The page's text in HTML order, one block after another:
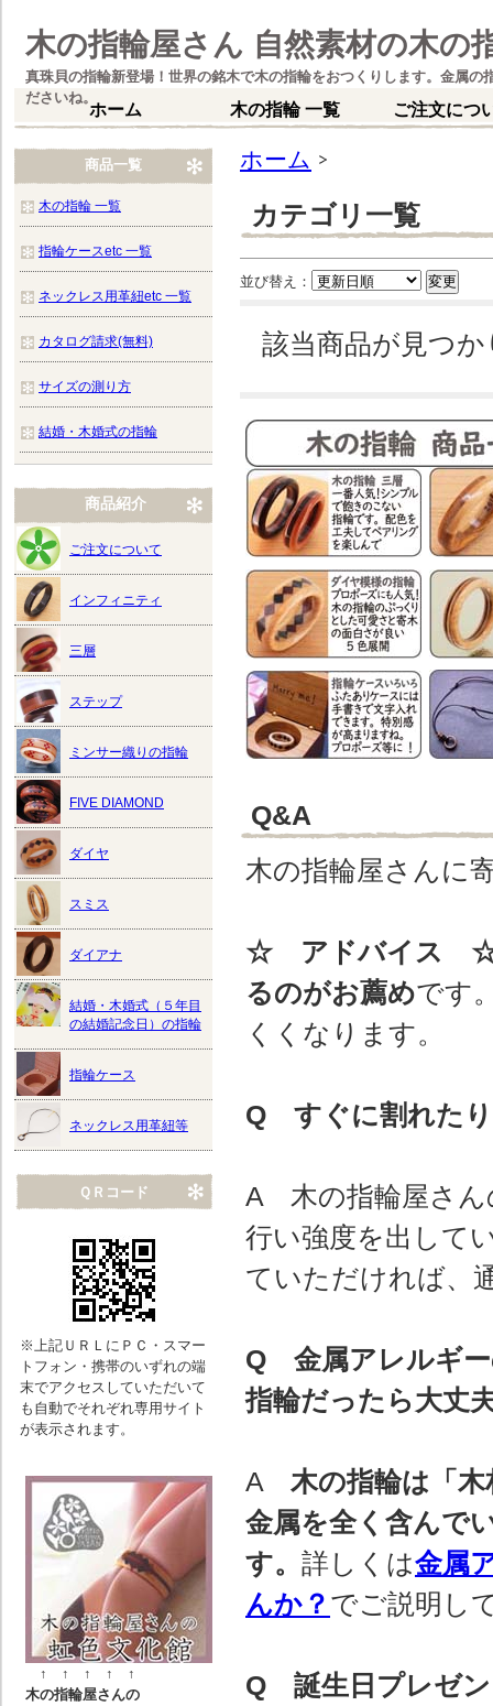
木の指輪屋さん 自然素材の木の
真珠貝の指輪新登場！世界の銘木で木の指輪をおつくりします。金属
ださいね。
ホーム 木の指輪 一覧 ご注文につ
ホーム
カテゴリ一覧
並び替え：
該当商品が見つ
Q&A
木の指輪屋さんに
☆ アドバイス
るのがお薦めです
くくなります。
Q すぐに割れた
A 木の指輪屋さん
行い強度を出して
ていただければ、
Q 金属アレルギー
指輪だったら大丈
A 木の指輪は「
金属を全く含んで
す。 詳しくは金属
んか？ でご説明し
Q 誕生日プレゼン
商品一覧
木の指輪 一覧
指輪ケースetc 一覧
ネックレス用革紐etc 一覧
カタログ請求(無料)
サイズの測り方
結婚・木婚式の指輪
商品紹介
ご注文について
インフィニティ
三層
ステップ
ミンサー織りの指輪
FIVE DIAMOND
ダイヤ
スミス
ダイアナ
結婚・木婚式（５年目
の結婚記念日）の指輪
指輪ケース
ネックレス用革紐等
ＱＲコード
※上記ＵＲＬにＰＣ・スマー
トフォン・携帯のいずれの端
末でアクセスしていただいて
も自動でそれぞれ専用サイト
が表示されます。
↑ ↑ ↑ ↑ ↑
木の指輪屋さんの